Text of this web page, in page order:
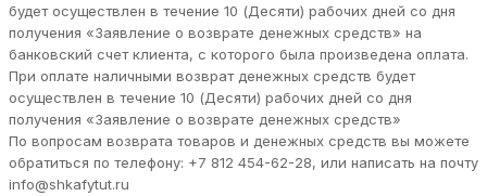
будет осуществлен в течение 10 (Десяти) рабочих дней со дня
получения «Заявление о возврате денежных средств» на
банковский счет клиента, с которого была произведена оплата.
При оплате наличными возврат денежных средств будет
осуществлен в течение 10 (Десяти) рабочих дней со дня
получения «Заявление о возврате денежных средств»
По вопросам возврата товаров и денежных средств вы можете
обратиться по телефону: +7 812 454-62-28, или написать на почту
info@shkafytut.ru